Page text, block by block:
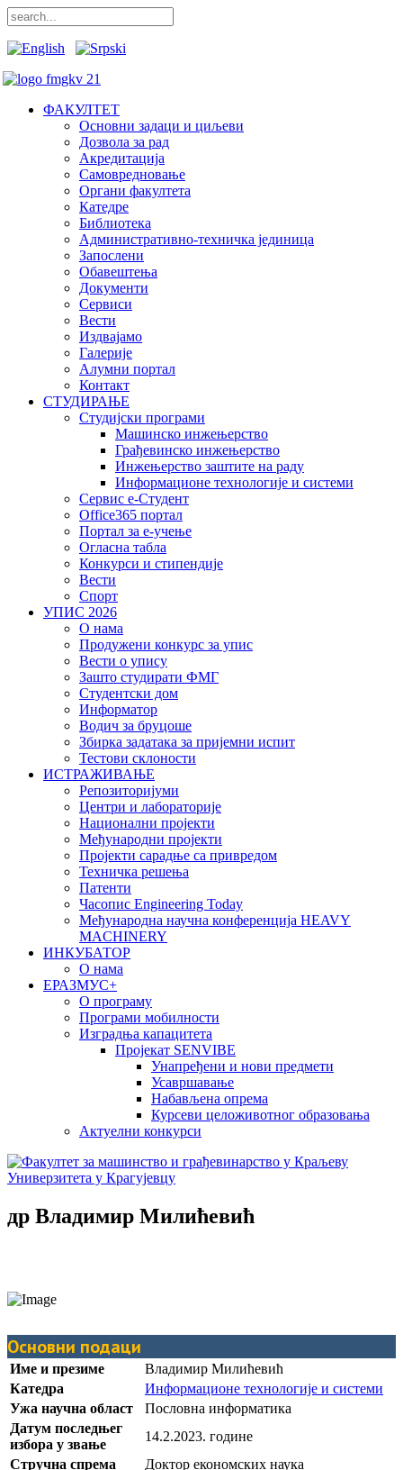
ФАКУЛТЕТ
Основни задаци и циљеви
Дозвола за рад
Акредитација
Самовредновање
Органи факултета
Катедре
Библиотека
Административно-техничка јединица
Запослени
Обавештења
Документи
Сервиси
Вести
Издвајамо
Галерије
Алумни портал
Контакт
СТУДИРАЊЕ
Студијски програми
Машинско инжењерство
Грађевинско инжењерство
Инжењерство заштите на раду
Информационе технологије и системи
Сервис е-Студент
Office365 портал
Портал за е-учење
Огласна табла
Конкурси и стипендије
Вести
Спорт
УПИС 2026
О нама
Продужени конкурс за упис
Вести о упису
Зашто студирати ФМГ
Студентски дом
Информатор
Водич за бруцоше
Збиркa задатака за пријемни испит
Тестови склоности
ИСТРАЖИВАЊЕ
Репозиторијуми
Центри и лабораторије
Национални пројекти
Међународни пројекти
Пројекти сарадње са привредом
Техничка решења
Патенти
Часопис Engineering Today
Међународна научна конференција HEAVY
MACHINERY
ИНКУБАТОР
О нама
EРАЗМУС+
О програму
Програми мобилности
Изградња капацитета
Пројекат SENVIBE
Унапређени и нови предмети
Усавршавање
Набављена опрема
Курсеви целоживотног образовања
Актуелни конкурси
др Владимир Милићевић
Основни подаци
Име и презиме
Владимир Милићевић
Катедра
Информационе технологије и системи
Ужа научна област
Пословна информатика
Датум последњег
избора у звање
14.2.2023. године
Стручна спрема
Доктор економских наука